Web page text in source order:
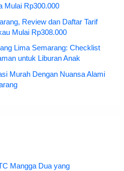
Mulai Rp300.000
Review dan Daftar Tarif
Mulai Rp308.000
Lima Semarang: Checklist
untuk Liburan Anak
Murah Dengan Nuansa Alami
Mangga Dua yang